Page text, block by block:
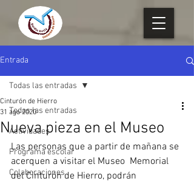
Entrada
Todas las entradas
Actividades
Programa escolar
Colaboraciones
Todas las entradas
Nueva pieza en el Museo
Cinturón de Hierro
31 ago 2020
Las personas que a partir de mañana se
acerquen a visitar el Museo  Memorial
del Cinturón de Hierro, podrán